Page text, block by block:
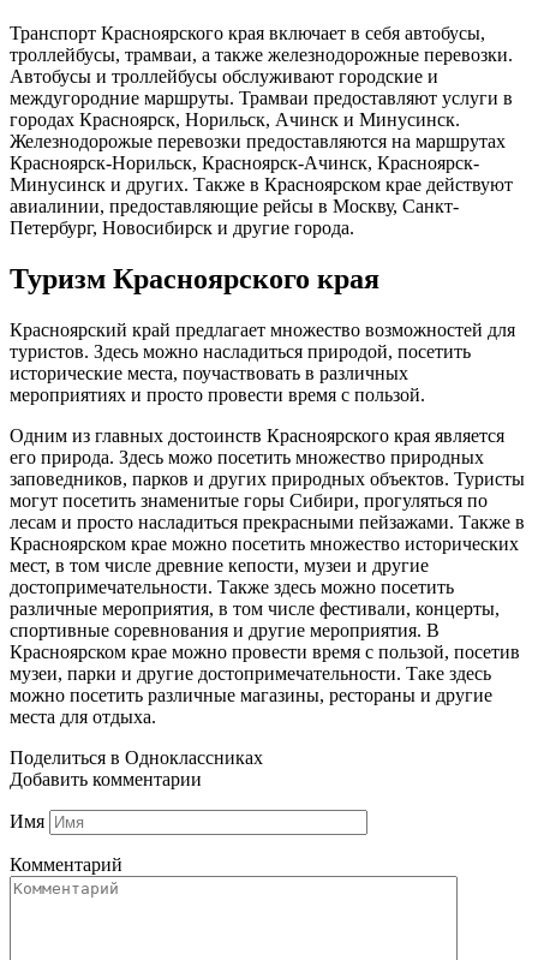
Транспорт Красноярского края включает в себя автобусы,
троллейбусы, трамваи, а также железнодорожные перевозки.
Автобусы и троллейбусы обслуживают городские и
междугородние маршруты. Трамваи предоставляют услуги в
городах Красноярск, Норильск, Ачинск и Минусинск.
Железнодорожые перевозки предоставляются на маршрутах
Красноярск-Норильск, Красноярск-Ачинск, Красноярск-
Минусинск и других. Также в Красноярском крае действуют
авиалинии, предоставляющие рейсы в Москву, Санкт-
Петербург, Новосибирск и другие города.
Туризм Красноярского края
Красноярский край предлагает множество возможностей для
туристов. Здесь можно насладиться природой, посетить
исторические места, поучаствовать в различных
мероприятиях и просто провести время с пользой.
Одним из главных достоинств Красноярского края является
его природа. Здесь можо посетить множество природных
заповедников, парков и других природных объектов. Туристы
могут посетить знаменитые горы Сибири, прогуляться по
лесам и просто насладиться прекрасными пейзажами. Также в
Красноярском крае можно посетить множество исторических
мест, в том числе древние кепости, музеи и другие
достопримечательности. Также здесь можно посетить
различные мероприятия, в том числе фестивали, концерты,
спортивные соревнования и другие мероприятия. В
Красноярском крае можно провести время с пользой, посетив
музеи, парки и другие достопримечательности. Таке здесь
можно посетить различные магазины, рестораны и другие
места для отдыха.
Поделиться в Одноклассниках
Добавить комментарии
Имя
Комментарий